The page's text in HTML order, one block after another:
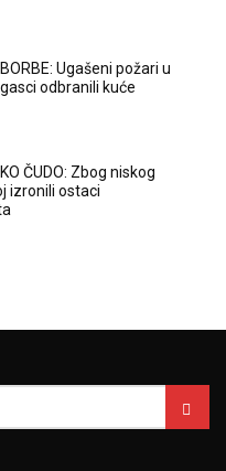
Ugašeni požari u
odbranili kuće
ČUDO: Zbog niskog
izronili ostaci